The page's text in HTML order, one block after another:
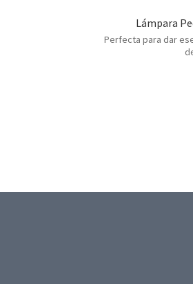
Lámpara
Perfecta para dar